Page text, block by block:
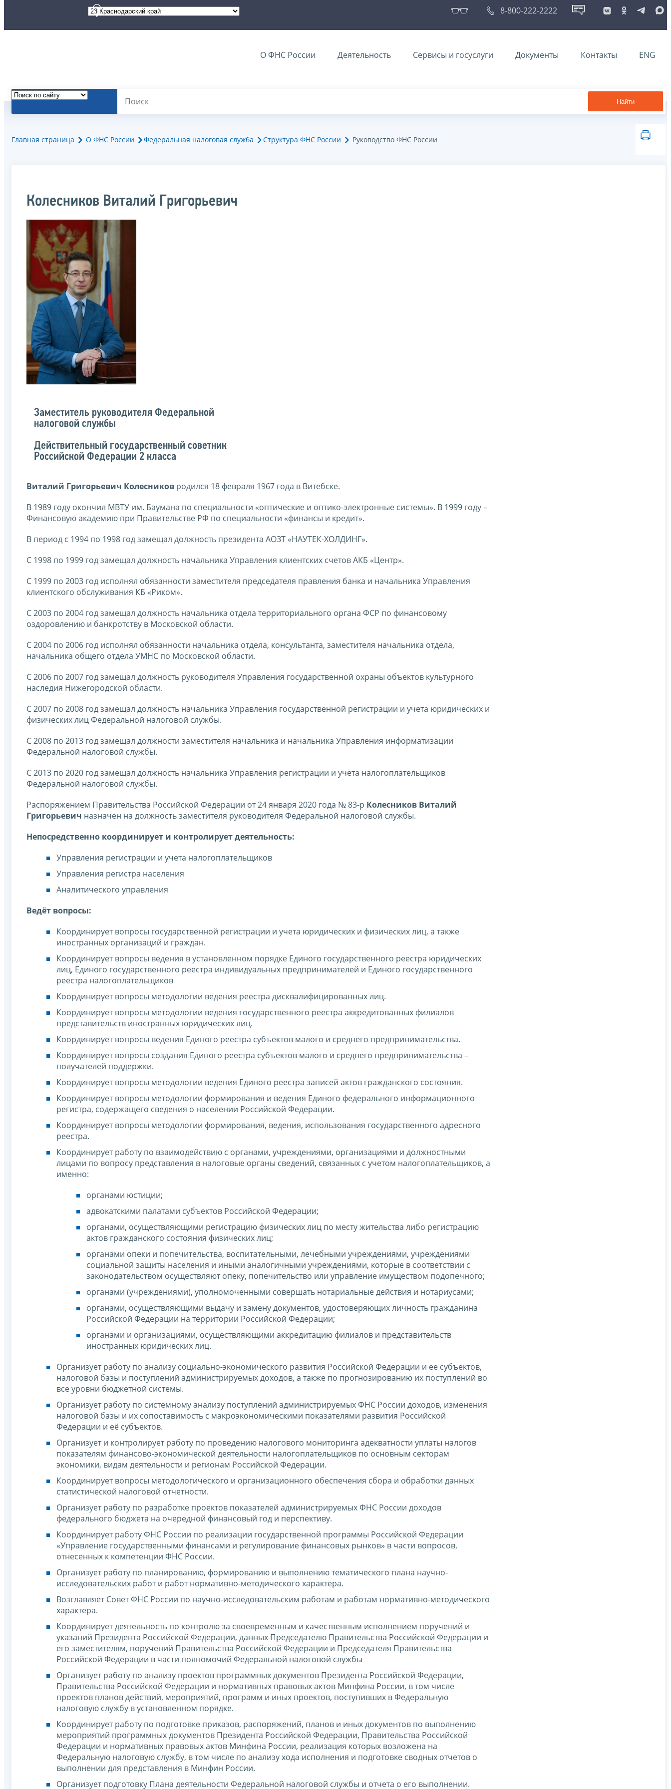
8-800-222-2222
О ФНС России Деятельность Сервисы и госуслуги Документы Контакты ENG
Найти
Главная страница О ФНС России Федеральная налоговая служба Структура ФНС России Руководство ФНС России
Колесников Виталий Григорьевич
Заместитель руководителя Федеральной
налоговой службы
Действительный государственный советник
Российской Федерации 2 класса
Виталий Григорьевич Колесников родился 18 февраля 1967 года в Витебске.
В 1989 году окончил МВТУ им. Баумана по специальности «оптические и оптико-электронные системы». В 1999 году –
Финансовую академию при Правительстве РФ по специальности «финансы и кредит».
В период с 1994 по 1998 год замещал должность президента АОЗТ «НАУТЕК-ХОЛДИНГ».
С 1998 по 1999 год замещал должность начальника Управления клиентских счетов АКБ «Центр».
С 1999 по 2003 год исполнял обязанности заместителя председателя правления банка и начальника Управления
клиентского обслуживания КБ «Риком».
С 2003 по 2004 год замещал должность начальника отдела территориального органа ФСР по финансовому
оздоровлению и банкротству в Московской области.
С 2004 по 2006 год исполнял обязанности начальника отдела, консультанта, заместителя начальника отдела,
начальника общего отдела УМНС по Московской области.
С 2006 по 2007 год замещал должность руководителя Управления государственной охраны объектов культурного
наследия Нижегородской области.
С 2007 по 2008 год замещал должность начальника Управления государственной регистрации и учета юридических и
физических лиц Федеральной налоговой службы.
С 2008 по 2013 год замещал должности заместителя начальника и начальника Управления информатизации
Федеральной налоговой службы.
С 2013 по 2020 год замещал должность начальника Управления регистрации и учета налогоплательщиков
Федеральной налоговой службы.
Распоряжением Правительства Российской Федерации от 24 января 2020 года № 83-р Колесников Виталий
Григорьевич назначен на должность заместителя руководителя Федеральной налоговой службы.
Непосредственно координирует и контролирует деятельность:
Управления регистрации и учета налогоплательщиков
Управления регистра населения
Аналитического управления
Ведёт вопросы:
Координирует вопросы государственной регистрации и учета юридических и физических лиц, а также
иностранных организаций и граждан.
Координирует вопросы ведения в установленном порядке Единого государственного реестра юридических
лиц, Единого государственного реестра индивидуальных предпринимателей и Единого государственного
реестра налогоплательщиков
Координирует вопросы методологии ведения реестра дисквалифицированных лиц.
Координирует вопросы методологии ведения государственного реестра аккредитованных филиалов
представительств иностранных юридических лиц.
Координирует вопросы ведения Единого реестра субъектов малого и среднего предпринимательства.
Координирует вопросы создания Единого реестра субъектов малого и среднего предпринимательства –
получателей поддержки.
Координирует вопросы методологии ведения Единого реестра записей актов гражданского состояния.
Координирует вопросы методологии формирования и ведения Единого федерального информационного
регистра, содержащего сведения о населении Российской Федерации.
Координирует вопросы методологии формирования, ведения, использования государственного адресного
реестра.
Координирует работу по взаимодействию с органами, учреждениями, организациями и должностными
лицами по вопросу представления в налоговые органы сведений, связанных с учетом налогоплательщиков, а
именно:
органами юстиции;
адвокатскими палатами субъектов Российской Федерации;
органами, осуществляющими регистрацию физических лиц по месту жительства либо регистрацию
актов гражданского состояния физических лиц;
органами опеки и попечительства, воспитательными, лечебными учреждениями, учреждениями
социальной защиты населения и иными аналогичными учреждениями, которые в соответствии с
законодательством осуществляют опеку, попечительство или управление имуществом подопечного;
органами (учреждениями), уполномоченными совершать нотариальные действия и нотариусами;
органами, осуществляющими выдачу и замену документов, удостоверяющих личность гражданина
Российской Федерации на территории Российской Федерации;
органами и организациями, осуществляющими аккредитацию филиалов и представительств
иностранных юридических лиц.
Организует работу по анализу социально-экономического развития Российской Федерации и ее субъектов,
налоговой базы и поступлений администрируемых доходов, а также по прогнозированию их поступлений во
все уровни бюджетной системы.
Организует работу по системному анализу поступлений администрируемых ФНС России доходов, изменения
налоговой базы и их сопоставимость с макроэкономическими показателями развития Российской
Федерации и её субъектов.
Организует и контролирует работу по проведению налогового мониторинга адекватности уплаты налогов
показателям финансово-экономической деятельности налогоплательщиков по основным секторам
экономики, видам деятельности и регионам Российской Федерации.
Координирует вопросы методологического и организационного обеспечения сбора и обработки данных
статистической налоговой отчетности.
Организует работу по разработке проектов показателей администрируемых ФНС России доходов
федерального бюджета на очередной финансовый год и перспективу.
Координирует работу ФНС России по реализации государственной программы Российской Федерации
«Управление государственными финансами и регулирование финансовых рынков» в части вопросов,
отнесенных к компетенции ФНС России.
Организует работу по планированию, формированию и выполнению тематического плана научно-
исследовательских работ и работ нормативно-методического характера.
Возглавляет Совет ФНС России по научно-исследовательским работам и работам нормативно-методического
характера.
Координирует деятельность по контролю за своевременным и качественным исполнением поручений и
указаний Президента Российской Федерации, данных Председателю Правительства Российской Федерации и
его заместителям, поручений Правительства Российской Федерации и Председателя Правительства
Российской Федерации в части полномочий Федеральной налоговой службы
Организует работу по анализу проектов программных документов Президента Российской Федерации,
Правительства Российской Федерации и нормативных правовых актов Минфина России, в том числе
проектов планов действий, мероприятий, программ и иных проектов, поступивших в Федеральную
налоговую службу в установленном порядке.
Координирует работу по подготовке приказов, распоряжений, планов и иных документов по выполнению
мероприятий программных документов Президента Российской Федерации, Правительства Российской
Федерации и нормативных правовых актов Минфина России, реализация которых возложена на
Федеральную налоговую службу, в том числе по анализу хода исполнения и подготовке сводных отчетов о
выполнении для представления в Минфин России.
Организует подготовку Плана деятельности Федеральной налоговой службы и отчета о его выполнении.